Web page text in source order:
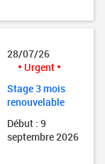
28/07/26
Urgent
Stage 3 mois
renouvelable
Début : 9
septembre 2026